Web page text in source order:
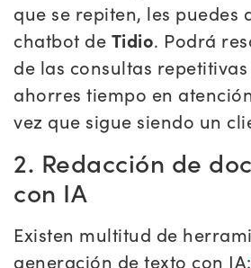
que se repiten, les puedes
chatbot de Tidio. Podrá
de las consultas
ahorres tiempo en
vez que sigue siendo un
2. Redacción de
con IA
Existen multitud de
generación de texto con IA: